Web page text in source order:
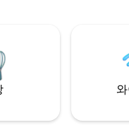
가 갖춰져 있습니다. 근처
에서 인기 있는 식료품
, 방에서 '동네 맛'을 즐겨보
나가사키에 사는' 듯한 일
세이부